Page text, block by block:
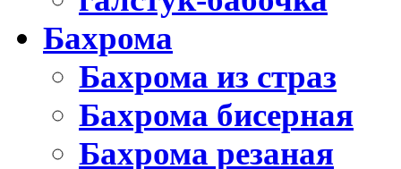
Бахрома
Бахрома из страз
Бахрома бисерная
Бахрома резаная